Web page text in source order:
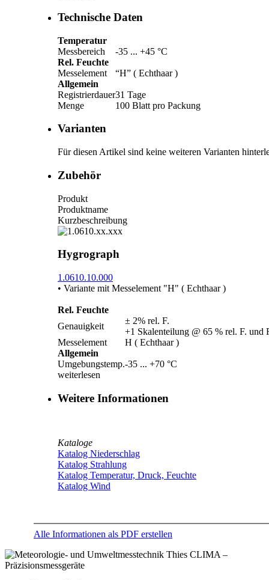
Technische Daten
Temperatur
Messbereich
-35 ... +45 °C
Rel. Feuchte
Messelement
“H” ( Echthaar )
Allgemein
Registrierdauer31 Tage
Menge
100 Blatt pro Packung
Varianten
Für diesen Artikel sind keine weiteren Varianten
Zubehör
Produkt
Produktname
Kurzbeschreibung
Hygrograph
1.0610.10.000
• Variante mit Messelement "H" ( Echthaar )
Rel. Feuchte
Genauigkeit
± 2% rel. F.
+1 Skalenteilung @ 65 % rel. F. und
Messelement
H ( Echthaar )
Allgemein
Umgebungstemp.-35 ... +70 °C
weiterlesen
Weitere Informationen
Kataloge
Katalog Niederschlag
Katalog Strahlung
Katalog Temperatur, Druck, Feuchte
Katalog Wind
Alle Informationen als PDF erstellen